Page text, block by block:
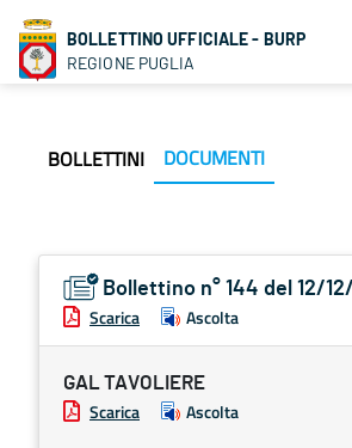
BOLLETTINO UFFICIALE - BURP
REGIONE PUGLIA
BOLLETTINI DOCUMENTI
Bollettino n° 144 del 12/
Scarica Ascolta
GAL TAVOLIERE
Scarica Ascolta